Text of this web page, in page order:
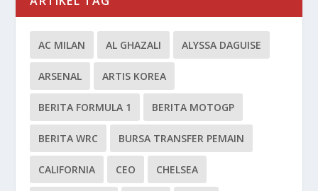
AC MILAN AL GHAZALI ALYSSA DAGUISE
ARSENAL ARTIS KOREA
BERITA FORMULA 1 BERITA MOTOGP
BERITA WRC BURSA TRANSFER PEMAIN
CALIFORNIA CEO CHELSEA